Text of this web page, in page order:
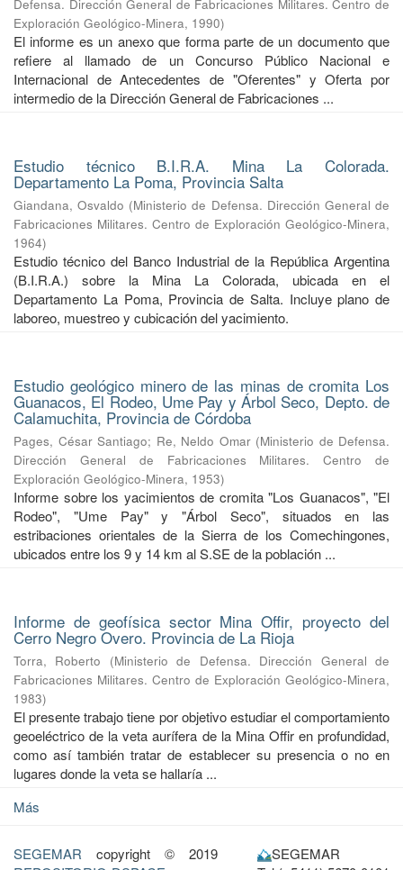
Defensa. Dirección General de Fabricaciones Militares. Centro de
Exploración Geológico-Minera, 1990)
El informe es un anexo que forma parte de un documento que
refiere al llamado de un Concurso Público Nacional e
Internacional de Antecedentes de "Oferentes" y Oferta por
intermedio de la Dirección General de Fabricaciones ...
Estudio técnico B.I.R.A. Mina La Colorada.
Departamento La Poma, Provincia Salta
Giandana, Osvaldo (Ministerio de Defensa. Dirección General de
Fabricaciones Militares. Centro de Exploración Geológico-Minera,
1964)
Estudio técnico del Banco Industrial de la República Argentina
(B.I.R.A.) sobre la Mina La Colorada, ubicada en el
Departamento La Poma, Provincia de Salta. Incluye plano de
laboreo, muestreo y cubicación del yacimiento.
Estudio geológico minero de las minas de cromita Los
Guanacos, El Rodeo, Ume Pay y Árbol Seco, Depto. de
Calamuchita, Provincia de Córdoba
Pages, César Santiago; Re, Neldo Omar (Ministerio de Defensa.
Dirección General de Fabricaciones Militares. Centro de
Exploración Geológico-Minera, 1953)
Informe sobre los yacimientos de cromita "Los Guanacos", "El
Rodeo", "Ume Pay" y "Árbol Seco", situados en las
estribaciones orientales de la Sierra de los Comechingones,
ubicados entre los 9 y 14 km al S.SE de la población ...
Informe de geofísica sector Mina Offir, proyecto del
Cerro Negro Overo. Provincia de La Rioja
Torra, Roberto (Ministerio de Defensa. Dirección General de
Fabricaciones Militares. Centro de Exploración Geológico-Minera,
1983)
El presente trabajo tiene por objetivo estudiar el comportamiento
geoeléctrico de la veta aurífera de la Mina Offir en profundidad,
como así también tratar de establecer su presencia o no en
lugares donde la veta se hallaría ...
Más
SEGEMAR copyright © 2019
SEGEMAR